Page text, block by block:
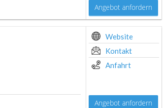
Angebot anfordern
Website
Kontakt
Anfahrt
Angebot anfordern